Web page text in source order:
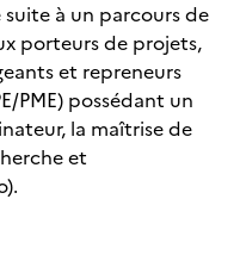
à un parcours de
porteurs de projets,
et repreneurs
PME) possédant un
la maîtrise de
et